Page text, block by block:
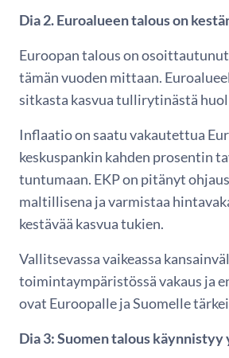
Dia 2. Euroalueen talous on
Euroopan talous on
tämän vuoden mittaan.
sitkasta kasvua tullirytinästä
Inflaatio on saatu vakautettua
keskuspankin kahden prosentin
tuntumaan. EKP on pitänyt
maltillisena ja varmistaa
kestävää kasvua tukien.
Vallitsevassa vaikeassa
toimintaympäristössä vakaus ja
ovat Euroopalle ja Suomelle
Dia 3: Suomen talous